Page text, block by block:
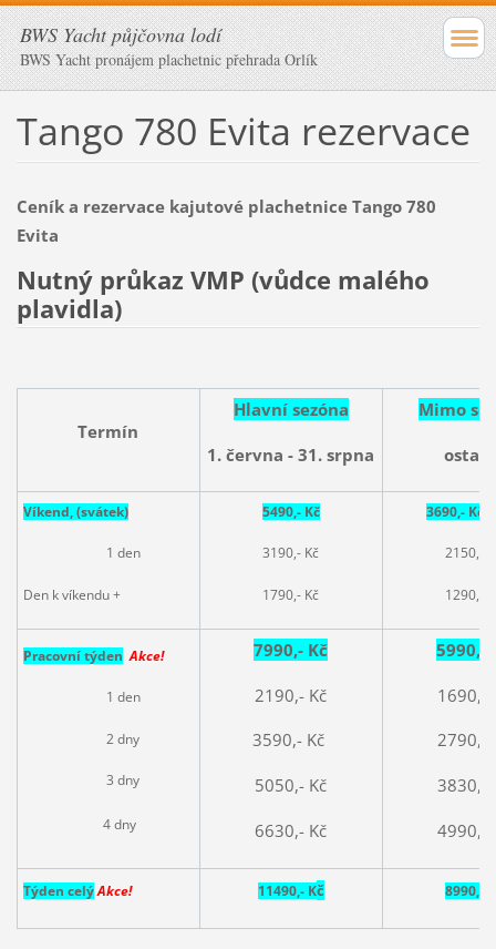
BWS Yacht půjčovna lodí
BWS Yacht pronájem plachetnic přehrada Orlík
Tango 780 Evita rezervace
Ceník a rezervace kajutové plachetnice Tango 780
Evita
Nutný průkaz VMP (vůdce malého
plavidla)
Termín
Hlavní sezóna
1. června - 31. srpna
Mimo
Víkend, (svátek)
1 den
Den k víkendu +
5490,- Kč
3190,- Kč
1790,- Kč
3690,- Kč
2150,-
1290,-
Pracovní týden Akce!
1 den
2 dny
3 dny
4 dny
7990,- Kč
2190,- Kč
3590,- Kč
5050,- Kč
6630,- Kč
5990,-
1690,-
2790,-
3830,-
4990,-
Týden celýAkce! 11490,- Kč 8990,-